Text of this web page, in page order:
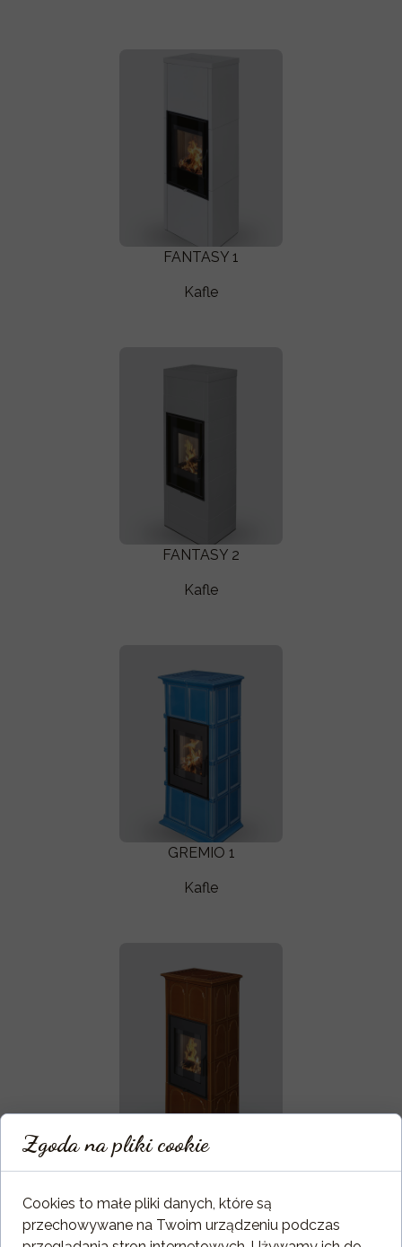
GREMIO 2
GREMIO 1
Kafle
FANTASY 2
Kafle
FANTASY 1
Kafle
Zgoda na pliki cookie
Cookies to małe pliki danych, które są
przechowywane na Twoim urządzeniu podczas